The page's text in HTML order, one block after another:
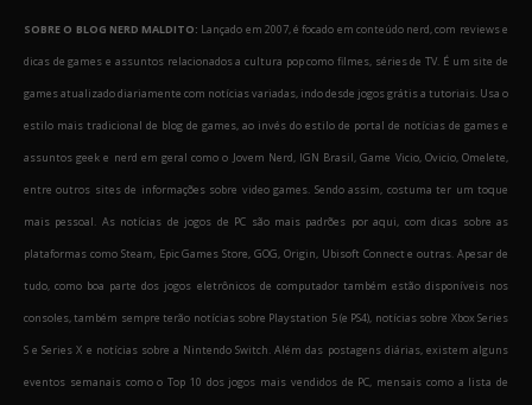
SOBRE O BLOG NERD MALDITO: Lançado em 2007, é focado em conteúdo nerd, com reviews e
dicas de games e assuntos relacionados a cultura pop como filmes, séries de TV. É um site de
games atualizado diariamente com notícias variadas, indo desde jogos grátis a tutoriais. Usa o
estilo mais tradicional de blog de games, ao invés do estilo de portal de notícias de games e
assuntos geek e nerd em geral como o Jovem Nerd, IGN Brasil, Game Vicio, Ovicio, Omelete,
entre outros sites de informações sobre video games. Sendo assim, costuma ter um toque
mais pessoal. As notícias de jogos de PC são mais padrões por aqui, com dicas sobre as
plataformas como Steam, Epic Games Store, GOG, Origin, Ubisoft Connect e outras. Apesar de
tudo, como boa parte dos jogos eletrônicos de computador também estão disponíveis nos
consoles, também sempre terão notícias sobre Playstation 5 (e PS4), notícias sobre Xbox Series
S e Series X e notícias sobre a Nintendo Switch. Além das postagens diárias, existem alguns
eventos semanais como o Top 10 dos jogos mais vendidos de PC, mensais como a lista de